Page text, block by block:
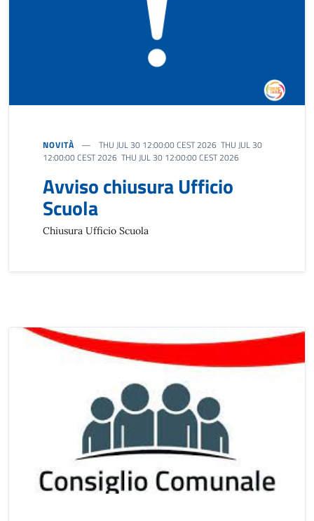
NOVITÀ
THU JUL 30 12:00:00 CEST 2026 THU JUL 30
12:00:00 CEST 2026 THU JUL 30 12:00:00 CEST 2026
Avviso chiusura Ufficio
Scuola
Chiusura Ufficio Scuola